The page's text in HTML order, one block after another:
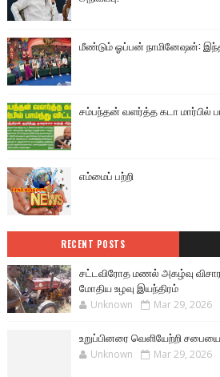
மீண்டும் ஓப்பன் நாமினேஷன்:
சம்பந்தன் வளர்த்த கடா மார்பில்
எம்மைப் பற்றி
RECENT POSTS
சட்டவிரோத மணல் அகழ்வு
மோதிய உழவு இயந்திரம்
Unknown Mar 29, 2026
உறுப்பினரை வெளியேற்றி சபையை
Unknown Mar 29, 2026